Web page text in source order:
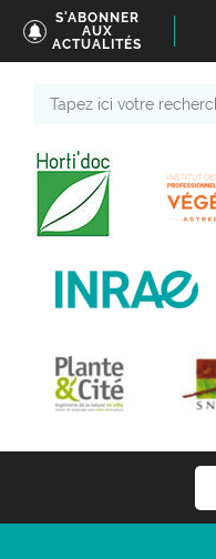
S'ABONNER
AUX
ACTUALITÉS
recherche